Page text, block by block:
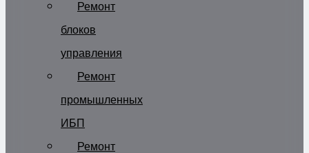
Ремонт
блоков
управления
Ремонт
промышленных
ИБП
Ремонт